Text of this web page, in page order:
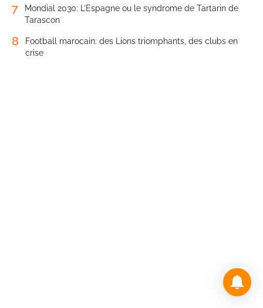
7
Mondial 2030: L’Espagne ou le syndrome de Tartarin de
Tarascon
8
Football marocain: des Lions triomphants, des clubs en
crise